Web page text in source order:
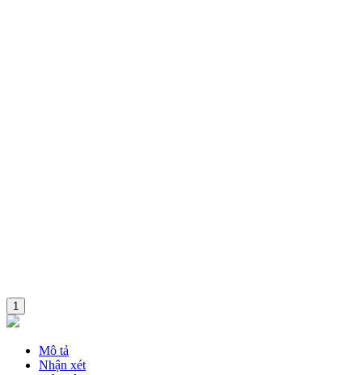
1
Mô tả
Nhận xét